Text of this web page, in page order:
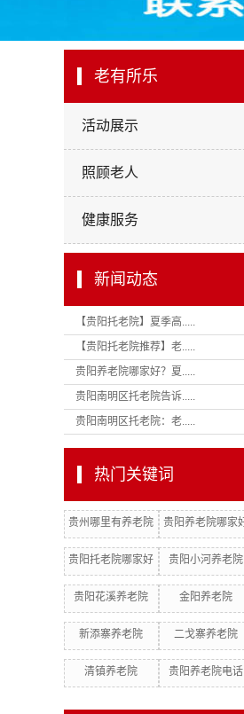
老有所乐
活动展示
照顾老人
健康服务
新闻动态
【贵阳托老院】夏季高.....
【贵阳托老院推荐】老.....
贵阳养老院哪家好？夏.....
贵阳南明区托老院告诉.....
贵阳南明区托老院：老.....
热门关键词
贵州哪里有养老院 贵阳养老院哪家
贵阳托老院哪家好 贵阳小河养老院
贵阳花溪养老院 金阳养老院
新添寨养老院 二戈寨养老院
清镇养老院 贵阳养老院电话